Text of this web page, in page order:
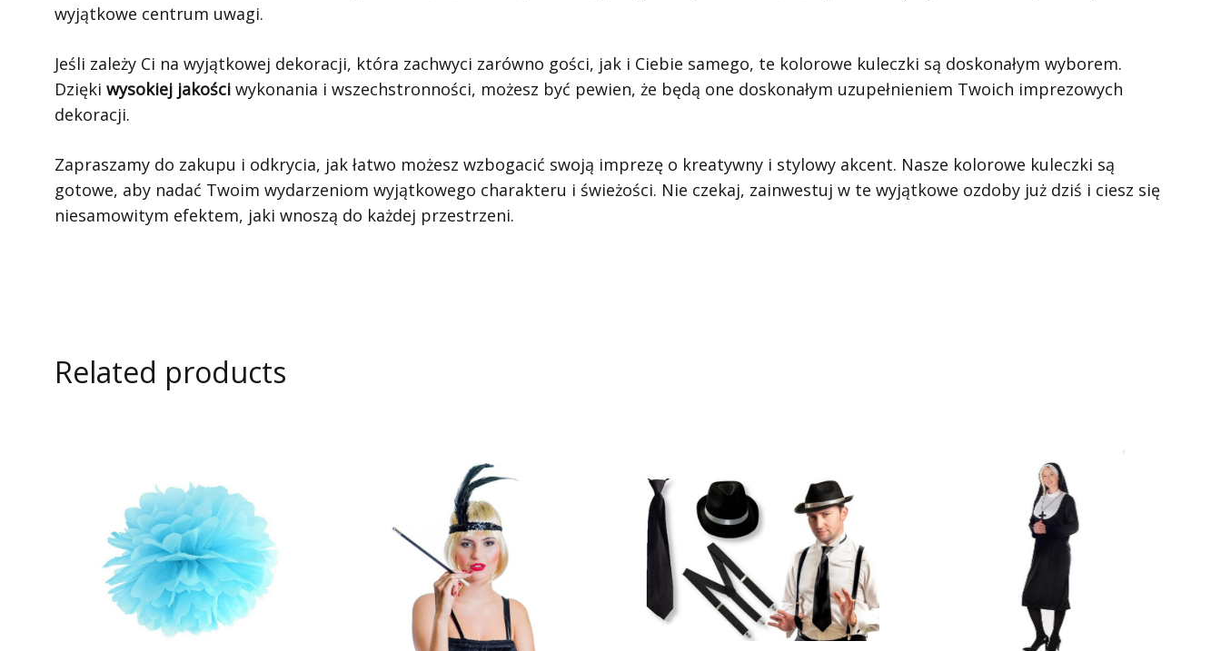
wyjątkowe centrum uwagi.
Jeśli zależy Ci na wyjątkowej dekoracji, która zachwyci zarówno gości, jak i Ciebie samego, te kolorowe kuleczki są doskonałym wyborem.
Dzięki wysokiej jakości wykonania i wszechstronności, możesz być pewien, że będą one doskonałym uzupełnieniem Twoich imprezowych
dekoracji.
Zapraszamy do zakupu i odkrycia, jak łatwo możesz wzbogacić swoją imprezę o kreatywny i stylowy akcent. Nasze kolorowe kuleczki są
gotowe, aby nadać Twoim wydarzeniom wyjątkowego charakteru i świeżości. Nie czekaj, zainwestuj w te wyjątkowe ozdoby już dziś i ciesz się
niesamowitym efektem, jaki wnoszą do każdej przestrzeni.
Related products